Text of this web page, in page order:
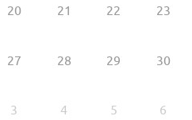
20 21 22 23
27 28 29 30
3 4 5 6